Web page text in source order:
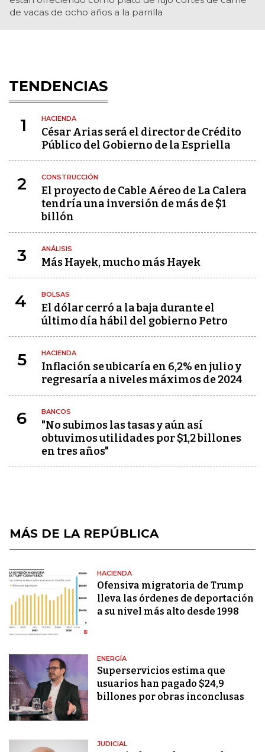
de vacas de ocho años a la parrilla
TENDENCIAS
1 HACIENDA
César Arias será el director de Crédito
Público del Gobierno de la Espriella
2 CONSTRUCCIÓN
El proyecto de Cable Aéreo de La Calera
tendría una inversión de más de $1
billón
3 ANÁLISIS
Más Hayek, mucho más Hayek
4 BOLSAS
El dólar cerró a la baja durante el
último día hábil del gobierno Petro
5 HACIENDA
Inflación se ubicaría en 6,2% en julio y
regresaría a niveles máximos de 2024
6 BANCOS
"No subimos las tasas y aún así
obtuvimos utilidades por $1,2 billones
en tres años"
MÁS DE LA REPÚBLICA
HACIENDA
Ofensiva migratoria de Trump
lleva las órdenes de deportación
a su nivel más alto desde 1998
ENERGÍA
Superservicios estima que
usuarios han pagado $24,9
billones por obras inconclusas
JUDICIAL